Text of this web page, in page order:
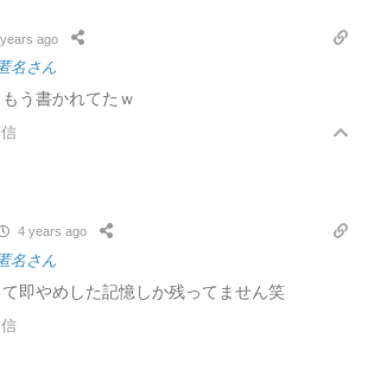
ago
名さん
う書かれてたｗ
4 years ago
名さん
即やめした記憶しか残ってません笑